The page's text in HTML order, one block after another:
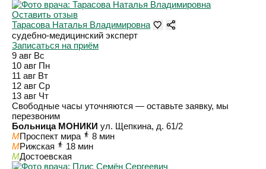
Оставить отзыв
Тарасова Наталья Владимировна
судебно-медицинский эксперт
Записаться на приём
9 авг Вс
10 авг Пн
11 авг Вт
12 авг Ср
13 авг Чт
Свободные часы уточняются — оставьте заявку, мы
перезвоним
Больница МОНИКИ ул. Щепкина, д. 61/2
MПроспект мира
8 мин
MРижская
18 мин
MДостоевская